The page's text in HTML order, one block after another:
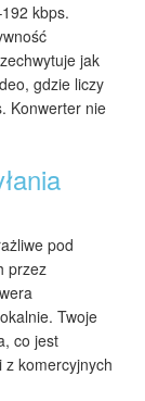
kbps.
jak
gdzie liczy
Konwerter nie
pod
przez
Twoje
co jest
z komercyjnych